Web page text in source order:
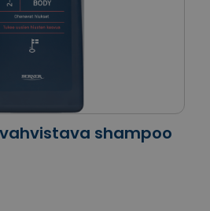
shampoo